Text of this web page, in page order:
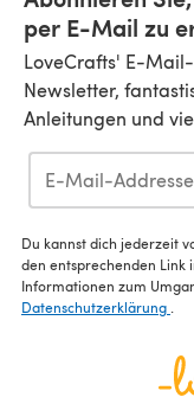
per E-Mail zu
LoveCrafts' E-
Newsletter,
Anleitungen und
Du kannst dich jederzeit
den entsprechenden Link
Informationen zum
Datenschutzerklärung